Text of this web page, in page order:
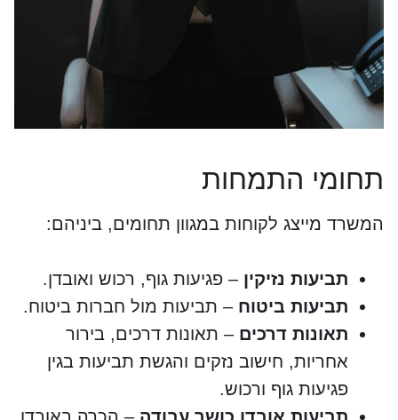
תחומי התמחות
המשרד מייצג לקוחות במגוון תחומים, ביניהם:
תביעות נזיקין – פגיעות גוף, רכוש ואובדן.
תביעות ביטוח – תביעות מול חברות ביטוח.
תאונות דרכים – תאונות דרכים, בירור
אחריות, חישוב נזקים והגשת תביעות בגין
פגיעות גוף ורכוש.